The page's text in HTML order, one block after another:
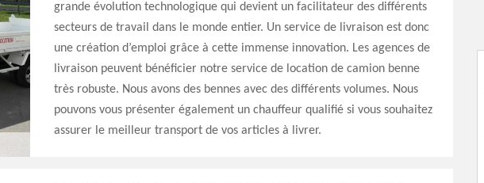
grande évolution technologique qui devient un facilitateur des différents
secteurs de travail dans le monde entier. Un service de livraison est donc
une création d’emploi grâce à cette immense innovation. Les agences de
livraison peuvent bénéficier notre service de location de camion benne
très robuste. Nous avons des bennes avec des différents volumes. Nous
pouvons vous présenter également un chauffeur qualifié si vous souhaitez
assurer le meilleur transport de vos articles à livrer.